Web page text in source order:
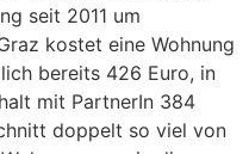
seit 2011 um
kostet eine Wohnung
bereits 426 Euro, in
mit PartnerIn 384
doppelt so viel von